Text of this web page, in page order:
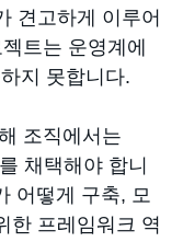
견고하게 이루어
트는 운영계에
지 못합니다.
조직에서는
채택해야 합니
어떻게 구축, 모
한 프레임워크 역